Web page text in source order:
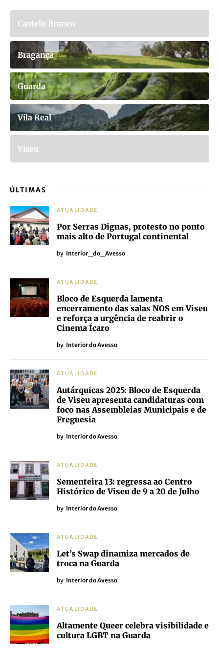
Castelo Branco
Bragança
Guarda
Vila Real
Viseu
ÚLTIMAS
ATUALIDADE
Por Serras Dignas, protesto no ponto
mais alto de Portugal continental
by Interior_do_Avesso
ATUALIDADE
Bloco de Esquerda lamenta
encerramento das salas NOS em Viseu
e reforça a urgência de reabrir o
Cinema Ícaro
by Interior do Avesso
ATUALIDADE
Autárquicas 2025: Bloco de Esquerda
de Viseu apresenta candidaturas com
foco nas Assembleias Municipais e de
Freguesia
by Interior do Avesso
ATUALIDADE
Sementeira 13: regressa ao Centro
Histórico de Viseu de 9 a 20 de Julho
by Interior do Avesso
ATUALIDADE
Let’s Swap dinamiza mercados de
troca na Guarda
by Interior do Avesso
ATUALIDADE
Altamente Queer celebra visibilidade e
cultura LGBT na Guarda